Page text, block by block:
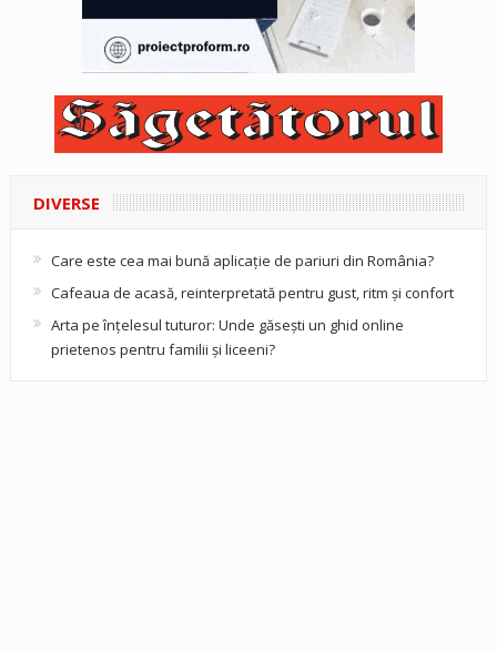
DIVERSE
Care este cea mai bună aplicație de pariuri din România?
Cafeaua de acasă, reinterpretată pentru gust, ritm și confort
Arta pe înțelesul tuturor: Unde găsești un ghid online
prietenos pentru familii și liceeni?